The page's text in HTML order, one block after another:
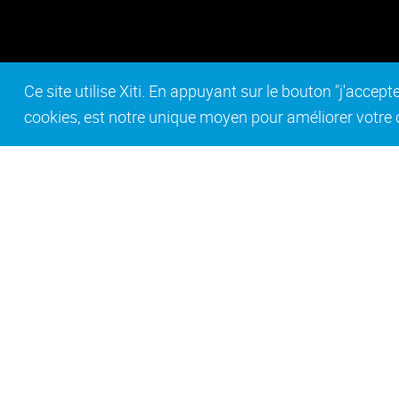
Ce site utilise Xiti. En appuyant sur le bouton
cookies, est notre unique moyen pour améliorer votre
Contact Mentions légales